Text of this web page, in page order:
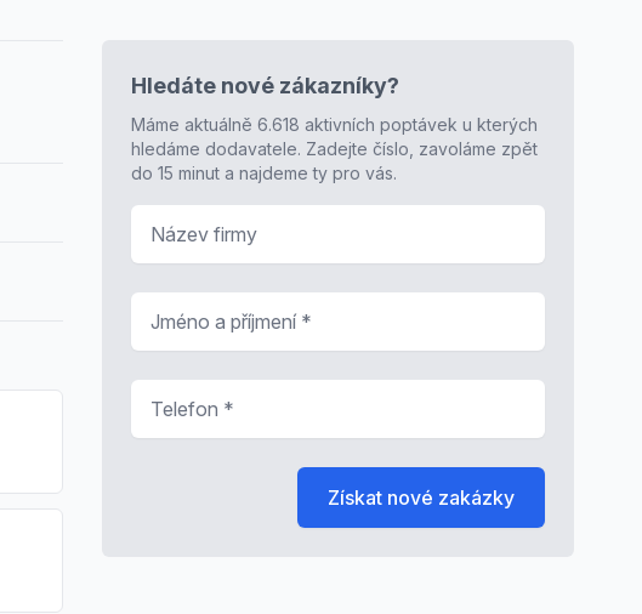
Hledáte nové zákazníky?
Máme aktuálně 6.618 aktivních poptávek u kterých
hledáme dodavatele. Zadejte číslo, zavoláme zpět
do 15 minut a najdeme ty pro vás.
Získat nové zakázky